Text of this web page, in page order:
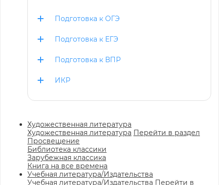
Подготовка к ОГЭ
Подготовка к ЕГЭ
Подготовка к ВПР
ИКР
Художественная литература
Художественная литература Перейти в раздел
Просвещение
Библиотека классики
Зарубежная классика
Книга на все времена
Учебная литература/Издательства
Учебная литература/Издательства Перейти в